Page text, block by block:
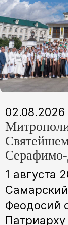
02.08.2026
1 августа
Феодосий